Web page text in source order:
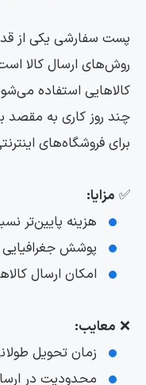
پست سفارشی یکی از
روش‌های ارسال کالا
کالاهایی استفاده
چند روز کاری به مقصد
برای فروشگاه‌های
✅ مزایا:
هزینه پایین‌تر
پوشش
امکان ارسال کالاهای
❌ معایب:
زمان تحویل طولانی‌تر (۵ تا ۷
محدودیت در